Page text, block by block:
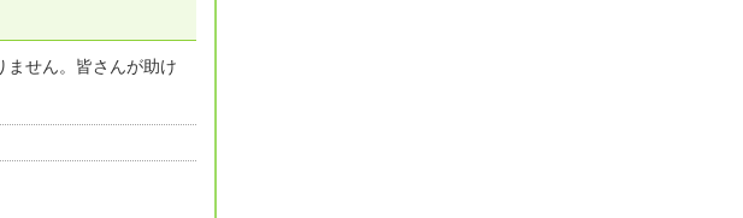
せん。皆さんが助け